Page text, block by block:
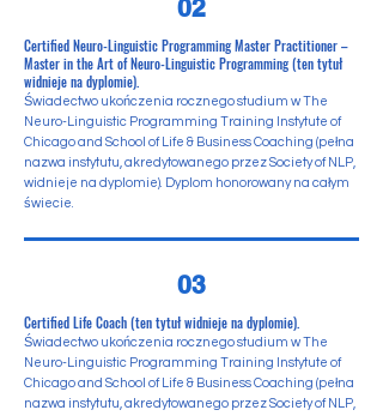
02
Certified Neuro-Linguistic Programming Master Practitioner –
Master in the Art of Neuro-Linguistic Programming (ten tytuł
widnieje na dyplomie).
Świadectwo ukończenia rocznego studium w The
Neuro-Linguistic Programming Training Instytute of
Chicago and School of Life & Business Coaching (pełna
nazwa instytutu, akredytowanego przez Society of NLP,
widnieje na dyplomie). Dyplom honorowany na całym
świecie.
03
Certified Life Coach (ten tytuł widnieje na dyplomie).
Świadectwo ukończenia rocznego studium w The
Neuro-Linguistic Programming Training Instytute of
Chicago and School of Life & Business Coaching (pełna
nazwa instytutu, akredytowanego przez Society of NLP,